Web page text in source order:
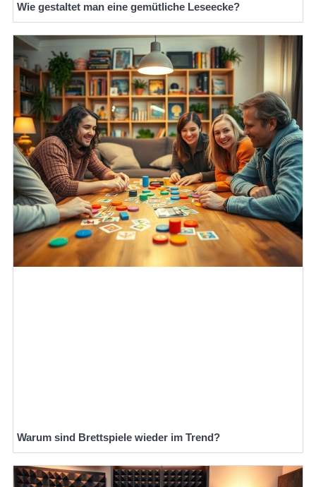
Wie gestaltet man eine gemütliche Leseecke?
Warum sind Brettspiele wieder im Trend?